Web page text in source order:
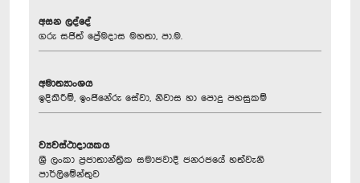
අසන ලද්දේ
ගරු සජිත් ප්‍රේමදාස මහතා, පා.ම.
අමාත්‍යාංශය
ඉදිකිරීම්, ඉංජිනේරු සේවා, නිවාස හා පොදු පහසුකම්
ව්‍යවස්ථාදායකය
ශ්‍රී ලංකා ප්‍රජාතාන්ත්‍රික සමාජවාදී ජනරජයේ හත්වැනි
පාර්ලිමේන්තුව